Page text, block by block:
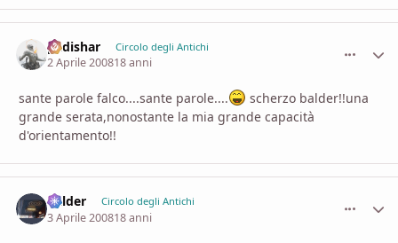
padishar Circolo degli Antichi
2 Aprile 200818 anni
sante parole falco....sante parole....
scherzo balder!!una
grande serata,nonostante la mia grande capacità
d'orientamento!!
Balder Circolo degli Antichi
3 Aprile 200818 anni